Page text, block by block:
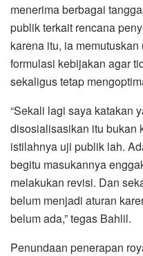
menerima berbagai
publik terkait rencana
karena itu, ia
formulasi kebijakan agar
sekaligus tetap
“Sekali lagi saya katakan
disosialisasikan itu bukan
istilahnya uji publik lah.
begitu masukannya
melakukan revisi. Dan
belum menjadi aturan
belum ada,” tegas Bahlil.
Penundaan penerapan